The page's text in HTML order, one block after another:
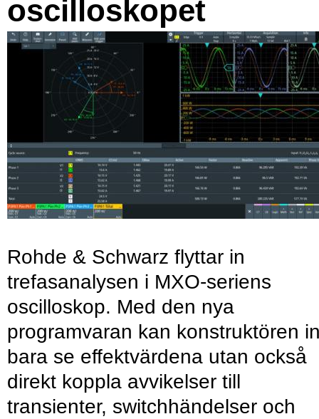
oscilloskopet
Rohde & Schwarz flyttar in
trefasanalysen i MXO-seriens
oscilloskop. Med den nya
programvaran kan konstruktören
bara se effektvärdena utan också
direkt koppla avvikelser till
transienter, switchhändelser och